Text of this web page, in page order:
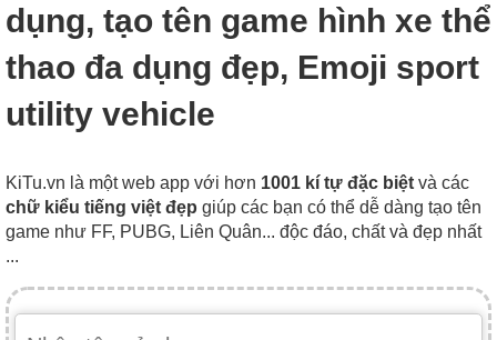
dụng, tạo tên game hình xe thể
thao đa dụng đẹp, Emoji sport
utility vehicle
KiTu.vn là một web app với hơn 1001 kí tự đặc biệt và các
chữ kiểu tiếng việt đẹp giúp các bạn có thể dễ dàng tạo tên
game như FF, PUBG, Liên Quân... độc đáo, chất và đẹp nhất
...